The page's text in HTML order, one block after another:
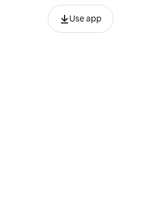
Use app